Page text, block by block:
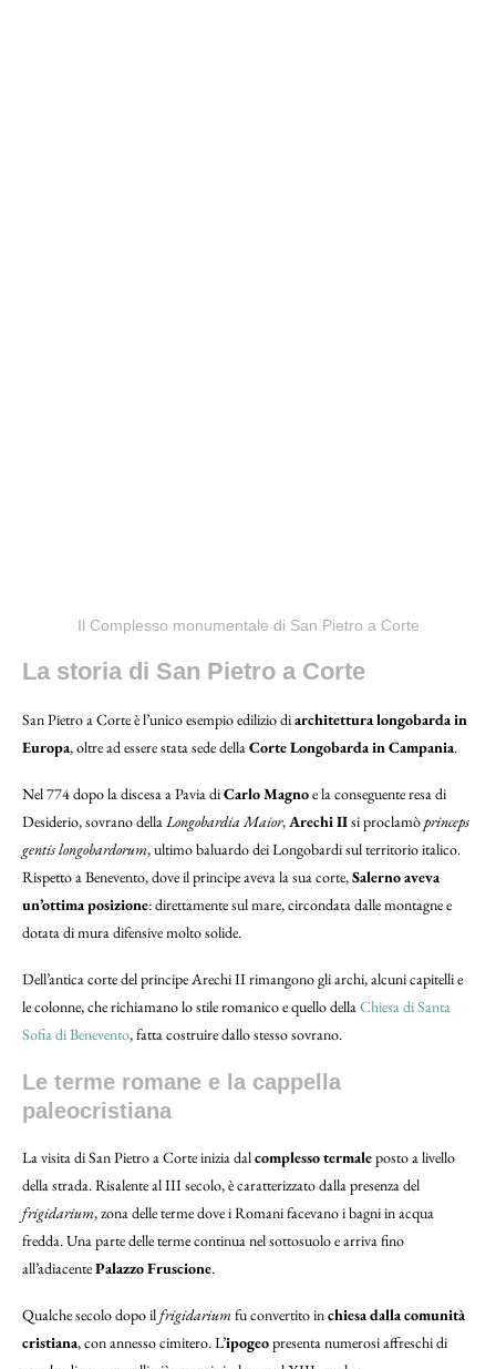
Il Complesso monumentale di San Pietro a Corte
La storia di San Pietro a Corte
San Pietro a Corte è l’unico esempio edilizio diarchitettura longobarda in
Europa, oltre ad essere stata sede dellaCorte Longobarda in Campania.
Nel 774 dopo la discesa a Pavia diCarlo Magnoe la conseguente resa di
Desiderio, sovrano dellaLongobardia Maior,Arechi IIsi proclamòprinceps
gentis longobardorum, ultimo baluardo dei Longobardi sul territorio italico.
Rispetto a Benevento, dove il principe aveva la sua corte,Salerno aveva
un’ottima posizione: direttamente sul mare, circondata dalle montagne e
dotata di mura difensive molto solide.
Dell’antica corte del principe Arechi II rimangono gli archi, alcuni capitelli e
le colonne, che richiamano lo stile romanico e quello dellaChiesa di Santa
Sofia di Benevento, fatta costruire dallo stesso sovrano.
Le terme romane e la cappella
paleocristiana
La visita di San Pietro a Corte inizia dalcomplesso termaleposto a livello
della strada. Risalente al III secolo, è caratterizzato dalla presenza del
frigidarium, zona delle terme dove i Romani facevano i bagni in acqua
fredda. Una parte delle terme continua nel sottosuolo e arriva fino
all’adiacentePalazzo Fruscione.
Qualche secolo dopo ilfrigidariumfu convertito inchiesa dalla comunità
cristiana, con annesso cimitero. L’ipogeopresenta numerosi affreschi di